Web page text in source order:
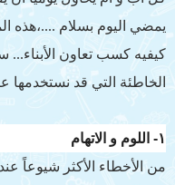
يمضي اليوم بسلام ....،هذه
كيفيه كسب تعاون الأبناء...
الخاطئة التي قد نستخدمها
١- اللوم و الاتهام
من الأخطاء الأكثر شيوعاً عند